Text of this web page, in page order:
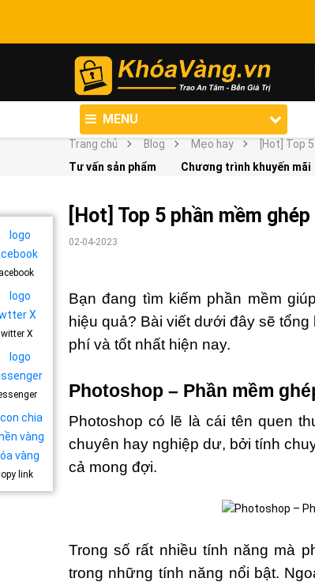
MENU
Trang chủ
Blog Mẹo hay
[Hot] Top
Tư vấn sản phẩm
Chương trình khuyến mãi
X
link
[Hot] Top 5 phần mềm
02-04-2023
Bạn đang tìm kiếm phần mềm
hiệu quả? Bài viết dưới đây sẽ
phí và tốt nhất hiện nay.
Photoshop – Phần mềm
Photoshop có lẽ là cái tên quen
chuyên hay nghiệp dư, bởi tính
cả mong đợi.
Trong số rất nhiều tính năng mà
trong những tính năng nổi bật.